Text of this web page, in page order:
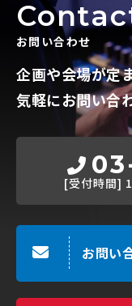
お問い合わせ
企画や会場が定
気軽にお問い合
[受付時間]
お問い